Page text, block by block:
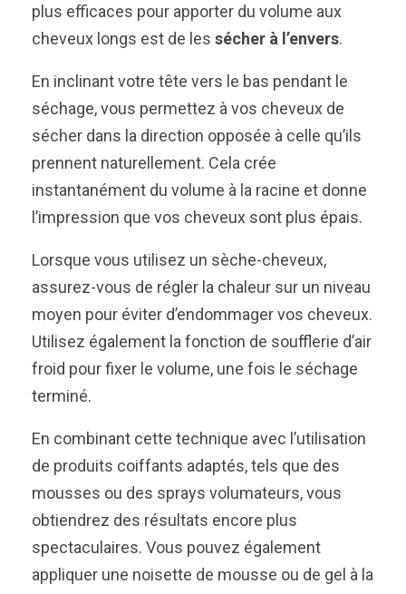
plus efficaces pour apporter du volume aux
cheveux longs est de les sécher à l’envers.
En inclinant votre tête vers le bas pendant le
séchage, vous permettez à vos cheveux de
sécher dans la direction opposée à celle qu’ils
prennent naturellement. Cela crée
instantanément du volume à la racine et donne
l’impression que vos cheveux sont plus épais.
Lorsque vous utilisez un sèche-cheveux,
assurez-vous de régler la chaleur sur un niveau
moyen pour éviter d’endommager vos cheveux.
Utilisez également la fonction de soufflerie d’air
froid pour fixer le volume, une fois le séchage
terminé.
En combinant cette technique avec l’utilisation
de produits coiffants adaptés, tels que des
mousses ou des sprays volumateurs, vous
obtiendrez des résultats encore plus
spectaculaires. Vous pouvez également
appliquer une noisette de mousse ou de gel à la